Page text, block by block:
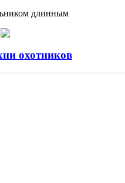
длинным
охотников